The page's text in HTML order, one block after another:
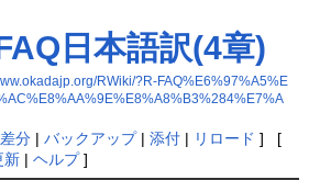
日本語訳(4章)
RWiki/?R-FAQ%E6%97%A5%E
差分| バックアップ| 添付| リロード ] [
新| ヘルプ]